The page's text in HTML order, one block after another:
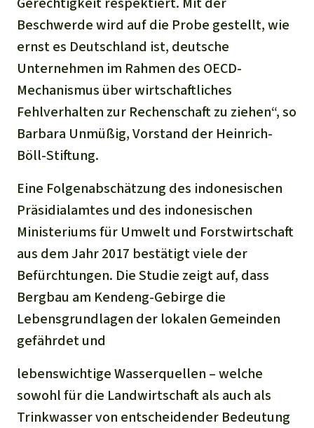
Beschwerde wird auf die Probe gestellt, wie
ernst es Deutschland ist, deutsche
Unternehmen im Rahmen des OECD-
Mechanismus über wirtschaftliches
Fehlverhalten zur Rechenschaft zu ziehen“, so
Barbara Unmüßig, Vorstand der Heinrich-
Böll-Stiftung.
Eine Folgenabschätzung des indonesischen
Präsidialamtes und des indonesischen
Ministeriums für Umwelt und Forstwirtschaft
aus dem Jahr 2017 bestätigt viele der
Befürchtungen. Die Studie zeigt auf, dass
Bergbau am Kendeng-Gebirge die
Lebensgrundlagen der lokalen Gemeinden
gefährdet und
lebenswichtige Wasserquellen – welche
sowohl für die Landwirtschaft als auch als
Trinkwasser von entscheidender Bedeutung